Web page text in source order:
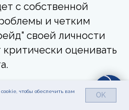
с собственной
и четким
своей личности
оценивать
Илон Маск.
чтобы обеспечить вам
OK